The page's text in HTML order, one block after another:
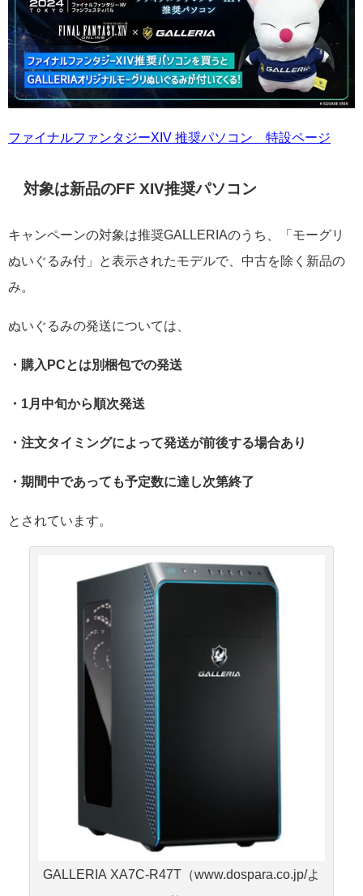
ファイナルファンタジーXIV 推奨パソコン 特設ページ
対象は新品のFF XIV推奨パソコン
キャンペーンの対象は推奨GALLERIAのうち、「モーグリ
ぬいぐるみ付」と表示されたモデルで、中古を除く新品の
み。
ぬいぐるみの発送については、
・購入PCとは別梱包での発送
・1月中旬から順次発送
・注文タイミングによって発送が前後する場合あり
・期間中であっても予定数に達し次第終了
とされています。
GALLERIA XA7C-R47T（www.dospara.co.jp/よ